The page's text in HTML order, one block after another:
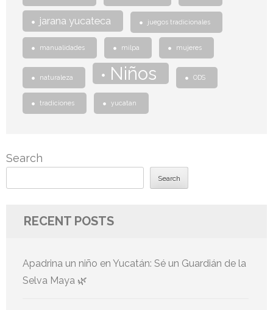
jarana yucateca juegos tradicionales
manualidades milpa mujeres
naturaleza Niños ODS
tradiciones yucatan
Search
Search
RECENT POSTS
Apadrina un niño en Yucatán: Sé un Guardián de la
Selva Maya 🌿